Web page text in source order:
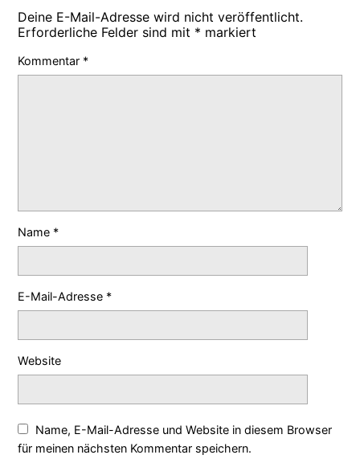
Deine E-Mail-Adresse wird nicht veröffentlicht.
Erforderliche Felder sind mit * markiert
Kommentar *
Name *
E-Mail-Adresse *
Website
Name, E-Mail-Adresse und Website in diesem Browser
für meinen nächsten Kommentar speichern.